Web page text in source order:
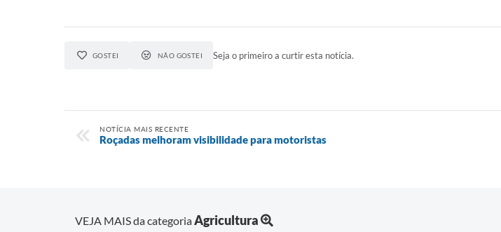
GOSTEI NÃO GOSTEI Seja o primeiro a curtir esta notícia.
NOTÍCIA MAIS RECENTE
Roçadas melhoram visibilidade para motoristas
VEJA MAIS da categoriaAgricultura